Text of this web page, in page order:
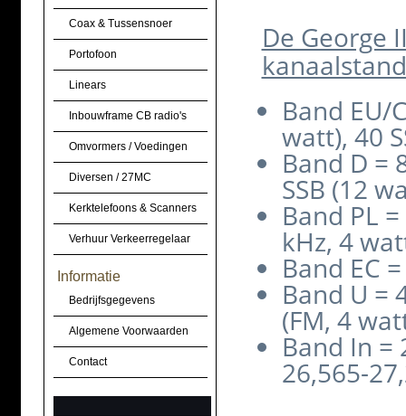
Coax & Tussensnoer
Portofoon
Linears
Inbouwframe CB radio's
Omvormers / Voedingen
Diversen / 27MC
Kerktelefoons & Scanners
Verhuur Verkeerregelaar
Informatie
Bedrijfsgegevens
Algemene Voorwaarden
Contact
De George
Band EU/
watt), 40
Band D =
SSB (12
Band PL
kHz, 4
Band EC
Band U =
(FM, 4
Band In =
26,565-